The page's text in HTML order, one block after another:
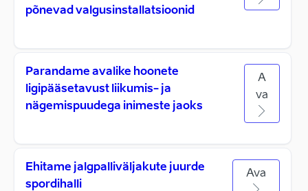
põnevad valgusinstallatsioonid
Parandame avalike hoonete
ligipääsetavust liikumis- ja
nägemispuudega inimeste jaoks
A
va
Ehitame jalgpalliväljakute juurde
spordihalli
Ava